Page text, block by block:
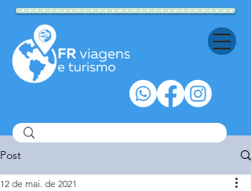
Post
12 de mai. de 2021